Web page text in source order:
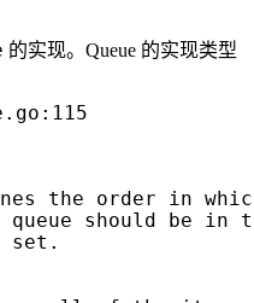
的实现。Queue 的实现类型